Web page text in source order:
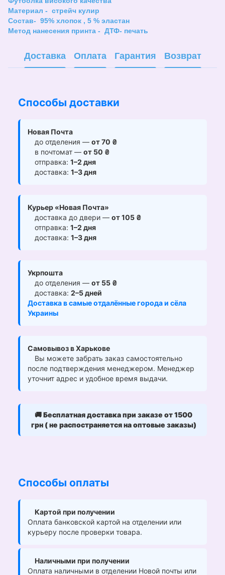
Материал - стрейч кулир
Состав- 95% хлопок , 5 % эластан
Метод нанесения принта - ДТФ- печать
Доставка Оплата Гарантия Возврат
Способы доставки
Новая Почта
до отделения — от 70 ₴
в почтомат — от 50 ₴
отправка: 1–2 дня
доставка: 1–3 дня
Курьер «Новая Почта»
доставка до двери — от 105 ₴
отправка: 1–2 дня
доставка: 1–3 дня
Укрпошта
до отделения — от 55 ₴
доставка: 2–5 дней
Доставка в самые отдалённые города и сёла
Украины
Самовывоз в Харькове
Вы можете забрать заказ самостоятельно
после подтверждения менеджером. Менеджер
уточнит адрес и удобное время выдачи.
🚚Бесплатная доставка при заказе от 1500
грн ( не распостраняется на оптовые заказы)
Способы оплаты
Картой при получении
Оплата банковской картой на отделении или
курьеру после проверки товара.
Наличными при получении
Оплата наличными в отделении Новой почты или